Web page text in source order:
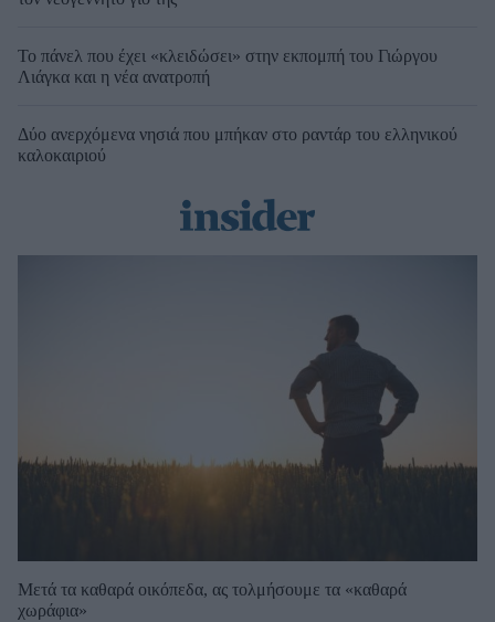
Το πάνελ που έχει «κλειδώσει» στην εκπομπή του Γιώργου
Λιάγκα και η νέα ανατροπή
Δύο ανερχόμενα νησιά που μπήκαν στο ραντάρ του ελληνικού
καλοκαιριού
Μετά τα καθαρά οικόπεδα, ας τολμήσουμε τα «καθαρά
χωράφια»